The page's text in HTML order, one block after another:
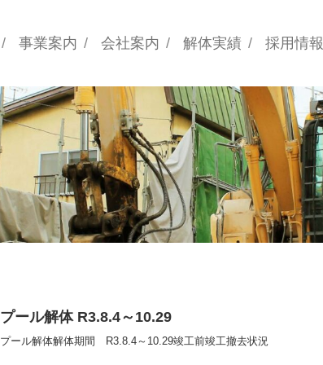
事業案内 会社案内 解体実績 採用情報
プール解体 R3.8.4～10.29
プール解体解体期間 R3.8.4～10.29竣工前竣工撤去状況